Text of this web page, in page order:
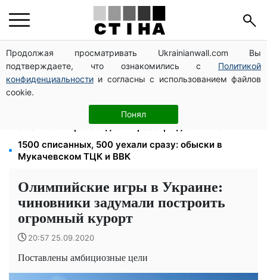
Продолжая просматривать Ukrainianwall.com Вы
подтверждаете, что ознакомились с Политикой
конфиденциальности и согласны с использованием файлов
cookie.
Понял
100 000 грн за 18 месяцев: Укрзализныця отменила
ежемесячные выплаты мобилизованным
120 грн в день только на дорогу: киевляне массово
увольняются из-за тарифа 30 грн за проезд
113 млрд грн задолжали украинцы за коммуналку:
830 тысяч производств в реестре должников
1500 списанных, 500 уехали сразу: обыски в
Мукачевском ТЦК и ВВК
Олимпийские игры в Украине:
чиновники задумали построить
огромный курорт
20:57 25.09.2020
Поставлены амбициозные цели